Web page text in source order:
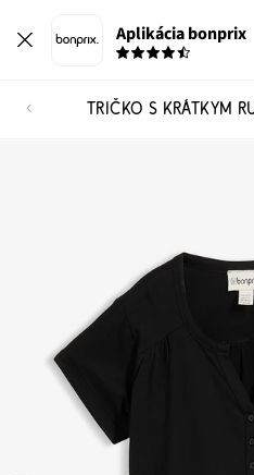
Aplikácia bonprix
TRIČKO S KRÁTKYM